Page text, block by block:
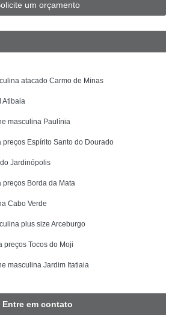
um orçamento
atacado Carmo de Minas
Atibaia
masculina Paulínia
Espírito Santo do Dourado
Jardinópolis
Borda da Mata
Cabo Verde
plus size Arceburgo
preços Tocos do Moji
masculina Jardim Itatiaia
Entre em contato